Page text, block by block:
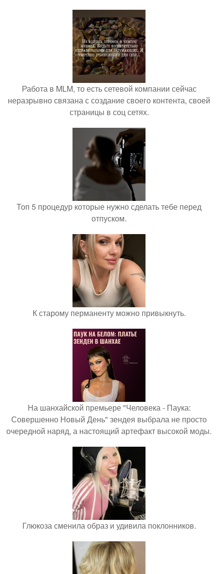
Работа в MLM, то есть сетевой компании сейчас
неразрывно связана с создание своего контента, своей
страницы в соц сетях.
Топ 5 процедур которые нужно сделать тебе перед
отпуском.
К старому перманенту можно привыкнуть.
На шанхайской премьере "Человека - Паука:
Совершенно Новый День" зендея выбрала не просто
очередной наряд, а настоящий артефакт высокой моды.
Глюкоза сменила образ и удивила поклонников.